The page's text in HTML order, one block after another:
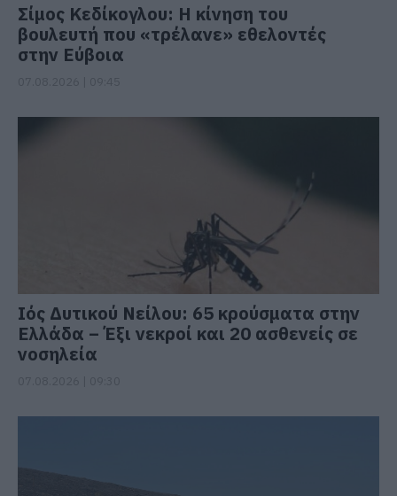
Σίμος Κεδίκογλου: Η κίνηση του
βουλευτή που «τρέλανε» εθελοντές
στην Εύβοια
Ιός Δυτικού Νείλου: 65 κρούσματα στην
Ελλάδα – Έξι νεκροί και 20 ασθενείς σε
νοσηλεία